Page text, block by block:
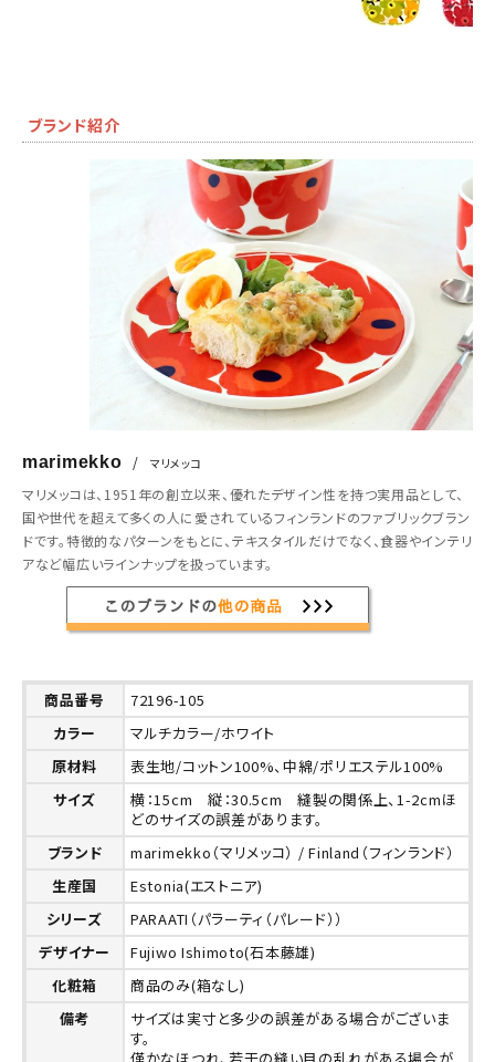
ブランド紹介
marimekko / マリメッコ
マリメッコは、1951年の創立以来、優れたデザイン性を持つ実用品として、
国や世代を超えて多くの人に愛されているフィンランドのファブリックブラン
ドです。特徴的なパターンをもとに、テキスタイルだけでなく、食器やインテリ
アなど幅広いラインナップを扱っています。
商品番号
72196-105
カラー
マルチカラー/ホワイト
原材料
表生地/コットン100%、中綿/ポリエステル100%
サイズ
横：15cm 縦：30.5cm 縫製の関係上、1-2cmほ
どのサイズの誤差があります。
ブランド
marimekko（マリメッコ） / Finland（フィンランド）
生産国
Estonia(エストニア)
シリーズ
PARAATI（パラーティ（パレード））
デザイナー
Fujiwo Ishimoto(石本藤雄)
化粧箱
商品のみ(箱なし)
備考
サイズは実寸と多少の誤差がある場合がございま
す。